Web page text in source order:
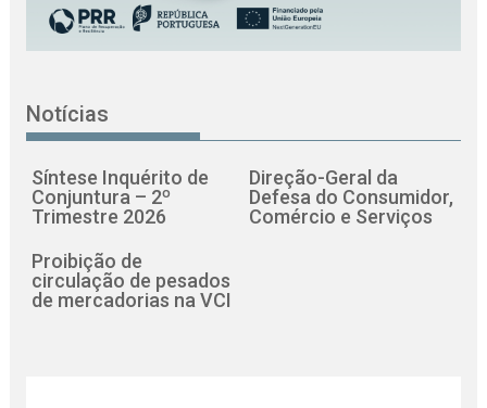
Notícias
Síntese Inquérito de
Conjuntura – 2º
Trimestre 2026
Direção-Geral da
Defesa do Consumidor,
Comércio e Serviços
Proibição de
circulação de pesados
de mercadorias na VCI